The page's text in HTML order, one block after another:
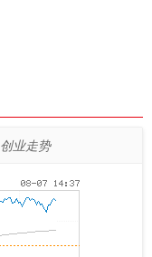
创业走势